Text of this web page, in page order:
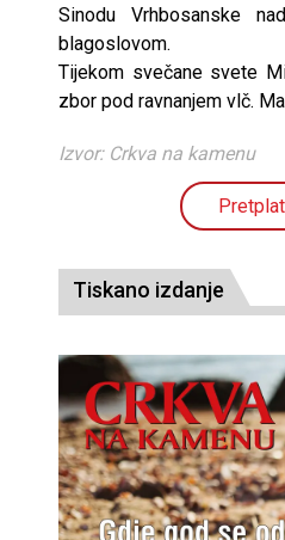
Sinodu Vrhbosanske
blagoslovom.
Tijekom svečane svete
zbor pod ravnanjem vlč.
Izvor: Crkva na kamenu
Tiskano izdanje